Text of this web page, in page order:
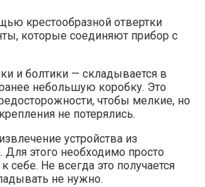
крестообразной отвертки
которые соединяют прибор с
и болтики — складывается в
небольшую коробку. Это
чтобы мелкие, но
не потерялись.
устройства из
Для этого необходимо просто
себе. Не всегда это получается
не нужно.